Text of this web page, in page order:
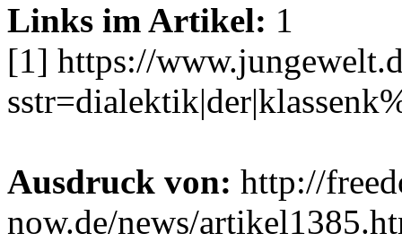
Links im Artikel: 1
[1] https://
Ausdruck von: http://
now.de/news/